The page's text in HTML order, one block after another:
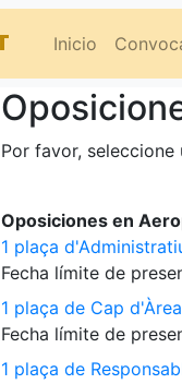
Inicio
Por favor,
Oposiciones en
1 plaça
Fecha límite de
1 plaça de Cap d'Àrea
Fecha límite de
1 plaça de